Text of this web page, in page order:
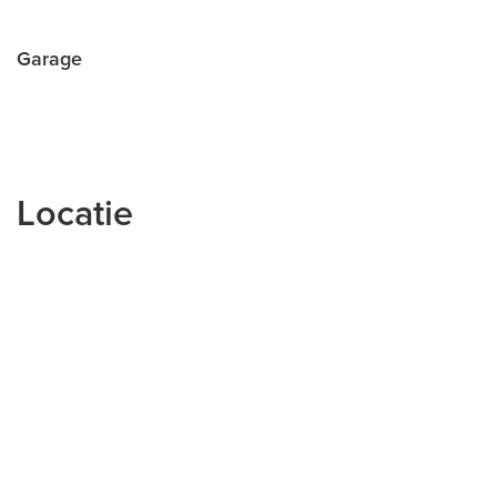
Parking spaces are accessible via a remote-
Owners association fee: €17,66 a month
Garage
Locatie